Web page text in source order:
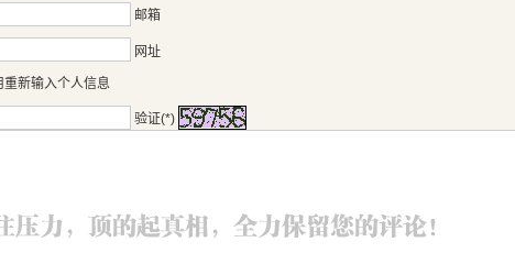
邮箱
网址
新输入个人信息
验证(*)